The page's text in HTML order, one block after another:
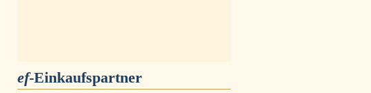
ef-Einkaufspartner